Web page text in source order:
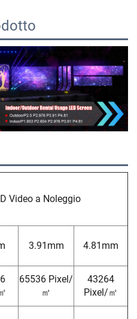
Video a Noleggio
3.91mm 4.81mm
65536 Pixel/
㎡
43264
Pixel/㎡